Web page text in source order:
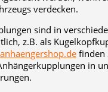
verdecken.
sind in
z.B. als
anhaengershop.de finden
in